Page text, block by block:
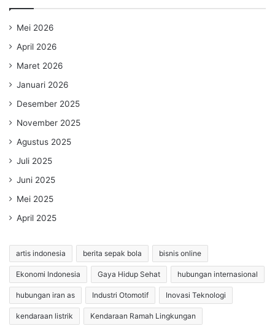
Mei 2026
April 2026
Maret 2026
Januari 2026
Desember 2025
November 2025
Agustus 2025
Juli 2025
Juni 2025
Mei 2025
April 2025
artis indonesia berita sepak bola bisnis online
Ekonomi Indonesia Gaya Hidup Sehat hubungan internasional
hubungan iran as Industri Otomotif Inovasi Teknologi
kendaraan listrik Kendaraan Ramah Lingkungan